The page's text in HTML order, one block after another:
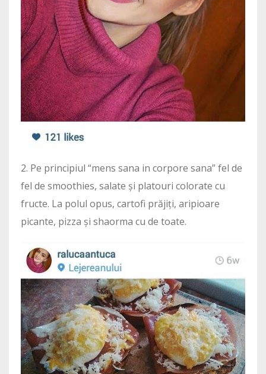
2. Pe principiul “mens sana in corpore sana” fel de
fel de smoothies, salate și platouri colorate cu
fructe. La polul opus, cartofi prăjiți, aripioare
picante, pizza și shaorma cu de toate.